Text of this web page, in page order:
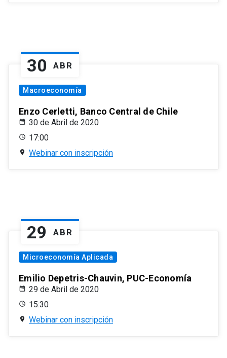
30 ABR
Macroeconomía
Enzo Cerletti, Banco Central de Chile
30 de Abril de 2020
17:00
Webinar con inscripción
29 ABR
Microeconomía Aplicada
Emilio Depetris-Chauvin, PUC-Economía
29 de Abril de 2020
15:30
Webinar con inscripción